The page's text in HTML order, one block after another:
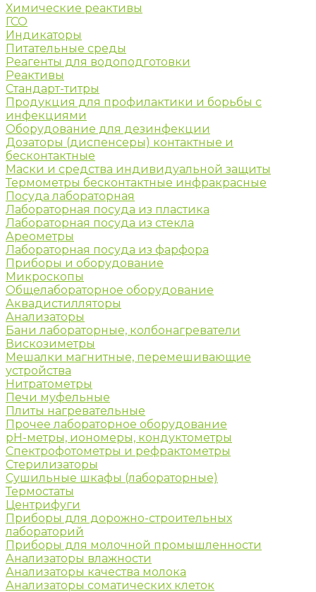
Химические реактивы
ГСО
Индикаторы
Питательные среды
Реагенты для водоподготовки
Реактивы
Стандарт-титры
Продукция для профилактики и борьбы с
инфекциями
Оборудование для дезинфекции
Дозаторы (диспенсеры) контактные и
бесконтактные
Маски и средства индивидуальной защиты
Термометры бесконтактные инфракрасные
Посуда лабораторная
Лабораторная посуда из пластика
Лабораторная посуда из стекла
Ареометры
Лабораторная посуда из фарфора
Приборы и оборудование
Микроскопы
Общелабораторное оборудование
Аквадистилляторы
Анализаторы
Бани лабораторные, колбонагреватели
Вискозиметры
Мешалки магнитные, перемешивающие
устройства
Нитратометры
Печи муфельные
Плиты нагревательные
Прочее лабораторное оборудование
рН-метры, иономеры, кондуктометры
Спектрофотометры и рефрактометры
Стерилизаторы
Сушильные шкафы (лабораторные)
Термостаты
Центрифуги
Приборы для дорожно-строительных
лабораторий
Приборы для молочной промышленности
Анализаторы влажности
Анализаторы качества молока
Анализаторы соматических клеток